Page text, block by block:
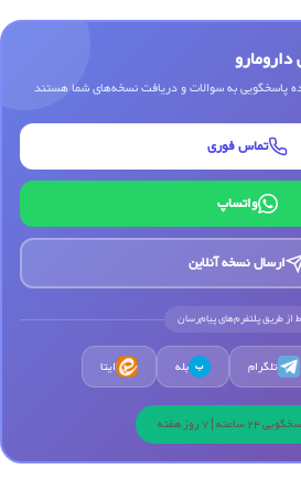
تماس فوری
واتساپ
ارسال نسخه آنلاین
از طریق پلتفرم‌های پیام‌رسان
تلگرام ب بله ایتا
24 ساعته | 7 روز هفته